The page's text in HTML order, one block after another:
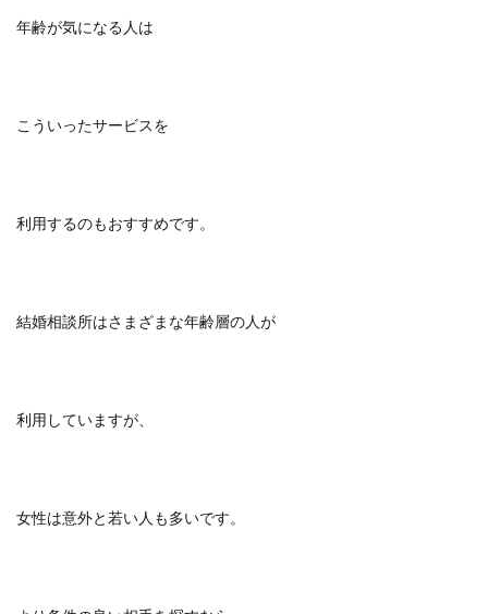
年齢が気になる人は
こういったサービスを
利用するのもおすすめです。
結婚相談所はさまざまな年齢層の人が
利用していますが、
女性は意外と若い人も多いです。